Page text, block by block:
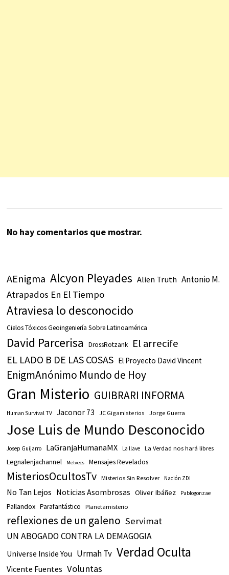
No hay comentarios que mostrar.
AEnigma Alcyon Pleyades Alien Truth Antonio M.
Atrapados En El Tiempo
Atraviesa lo desconocido
Cielos Tóxicos Geoingeniería Sobre Latinoamérica
David Parcerisa DrossRotzank El arrecife
EL LADO B DE LAS COSAS El Proyecto David Vincent
EnigmAnónimo Mundo de Hoy
Gran Misterio GUIBRARI INFORMA
Human Survival TV Jaconor 73 JC Gigamisterios Jorge Guerra
Jose Luis de Mundo Desconocido
Josep Guijarro LaGranjaHumanaMX La llave La Verdad nos hará libres
Legnalenjachannel Melvecs Mensajes Revelados
MisteriosOcultosTv Misterios Sin Resolver Nación ZDI
No Tan Lejos Noticias Asombrosas Oliver Ibáñez Pablogonzae
Pallandox Parafantástico Planetamisterio
reflexiones de un galeno Servimat
UN ABOGADO CONTRA LA DEMAGOGIA
Universe Inside You Urmah Tv Verdad Oculta
Vicente Fuentes Voluntas